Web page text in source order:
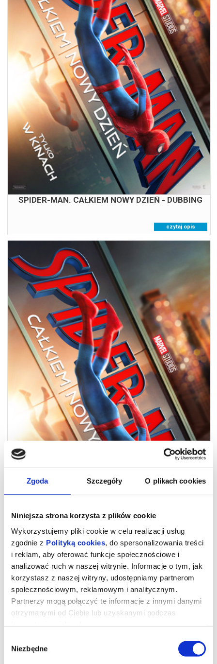
Zgoda Szczegóły O plikach cookies
Niniejsza strona korzysta z plików cookie
Wykorzystujemy pliki cookie w celu realizacji usług
zgodnie z Polityką cookies , do spersonalizowania treści
i reklam, aby oferować funkcje społecznościowe i
analizować ruch w naszej witrynie. Informacje o tym, jak
korzystasz z naszej witryny, udostępniamy partnerom
społecznościowym, reklamowym i analitycznym.
Partnerzy mogą połączyć te informacje z innymi danymi
otrzymanymi od Ciebie lub uzyskanymi podczas
zgody
Niezbędne
SPIDER-MAN. CAŁKIEM NOWY DZIEŃ - DUBBING
SPIDER-MAN. CAŁKIEM NOWY DZIEŃ - DUBBING
08.08.2026
18:00
czytaj opis
SPIDER-MAN. CAŁKIEM NOWY DZIEŃ - NAPISY
SPIDER-MAN. CAŁKIEM NOWY DZIEŃ - NAPISY
08.08.2026
20:30
czytaj opis